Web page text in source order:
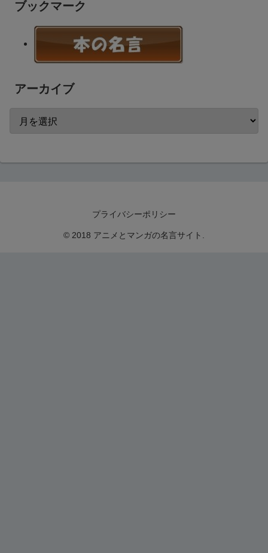
ブックマーク
アーカイブ
プライバシーポリシー
© 2018 アニメとマンガの名言サイト.